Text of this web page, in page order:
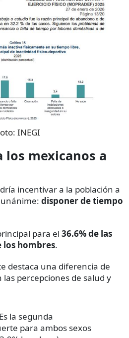
INEGI
los mexicanos a
incentivar a la población a
disponer de tiempo
para el 36.6% de las
los hombres.
destaca una diferencia de
percepciones de salud y
Es la segunda
para ambos sexos